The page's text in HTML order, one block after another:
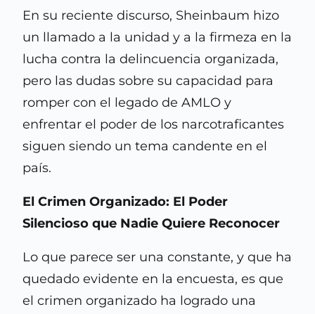
En su reciente discurso, Sheinbaum hizo
un llamado a la unidad y a la firmeza en la
lucha contra la delincuencia organizada,
pero las dudas sobre su capacidad para
romper con el legado de AMLO y
enfrentar el poder de los narcotraficantes
siguen siendo un tema candente en el
país.
El Crimen Organizado: El Poder
Silencioso que Nadie Quiere Reconocer
Lo que parece ser una constante, y que ha
quedado evidente en la encuesta, es que
el crimen organizado ha logrado una